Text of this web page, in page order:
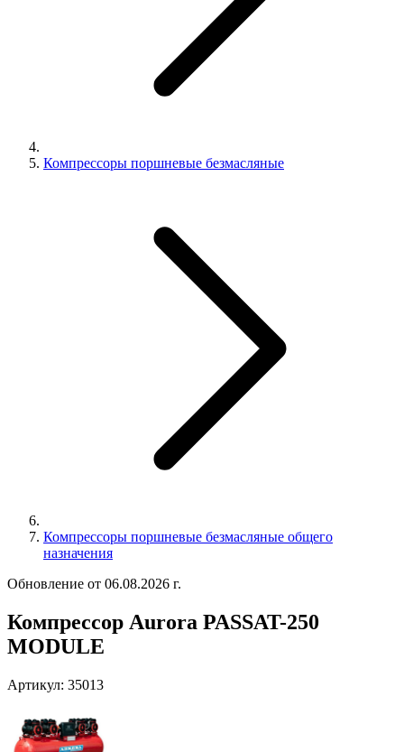
Компрессоры поршневые безмасляные
Компрессоры поршневые безмасляные общего
назначения
Обновление от 06.08.2026 г.
Компрессор Aurora PASSAT-250
MODULE
Артикул: 35013